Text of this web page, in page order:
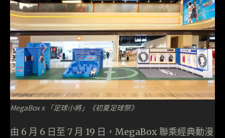
MegaBox x 「足球小將」《初夏足球祭》
由 6 月 6 日至 7 月 19 日，MegaBox 聯乘經典動漫